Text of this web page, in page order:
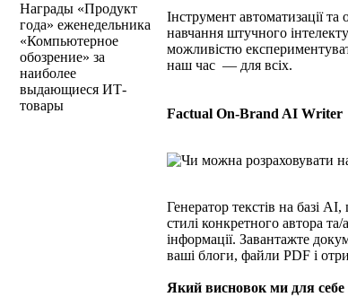
Награды «Продукт
года» еженедельника
«Компьютерное
обозрение» за
наиболее
выдающиеся ИТ-
товары
Інструмент автоматизації
навчання штучного
можливістю
наш час — для всіх.
Factual On-Brand AI Writer
Генератор текстів на базі
стилі конкретного автора
інформації. Завантажте
ваші блоги, файли PDF і
Який висновок ми для себе